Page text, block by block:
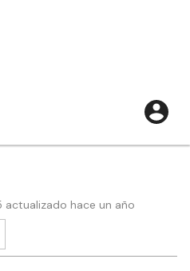
actualizado hace un año